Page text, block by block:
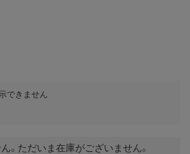
できません
。ただいま在庫がございません。